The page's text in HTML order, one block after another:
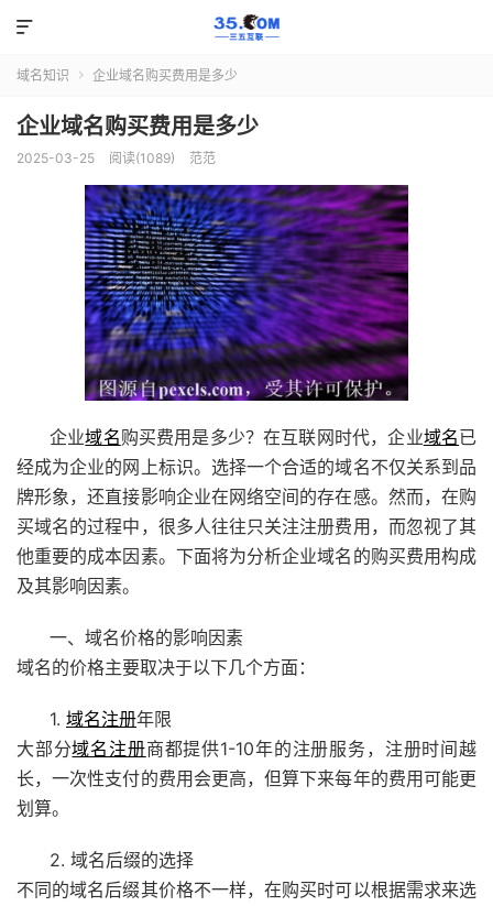

域名知识  企业域名购买费用是多少
企业域名购买费用是多少
2025-03-25 阅读(1089) 范范
企业域名购买费用是多少？在互联网时代，企业域名已
经成为企业的网上标识。选择一个合适的域名不仅关系到品
牌形象，还直接影响企业在网络空间的存在感。然而，在购
买域名的过程中，很多人往往只关注注册费用，而忽视了其
他重要的成本因素。下面将为分析企业域名的购买费用构成
及其影响因素。
一、域名价格的影响因素
域名的价格主要取决于以下几个方面：
1. 域名注册年限
大部分域名注册商都提供1-10年的注册服务，注册时间越
长，一次性支付的费用会更高，但算下来每年的费用可能更
划算。
2. 域名后缀的选择
不同的域名后缀其价格不一样，在购买时可以根据需求来选